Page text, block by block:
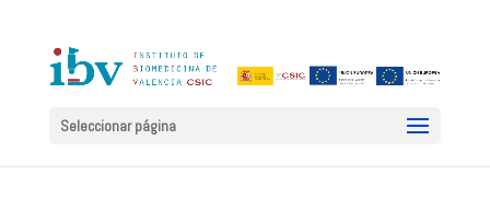
Seleccionar página